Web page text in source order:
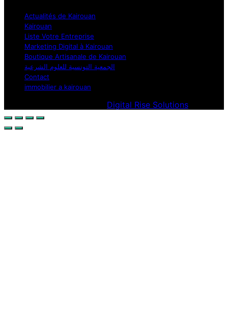
Actualités de Kairouan
Kairouan
Liste Votre Entreprise
Marketing Digital à Kairouan
Boutique Artisanale de Kairouan
الجمعية التونسية للعلوم الشرعية
Contact
immobilier a kairouan
Digital Rise Solutions